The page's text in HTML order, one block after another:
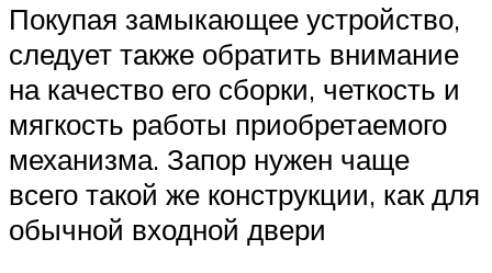
Покупая замыкающее устройство,
следует также обратить внимание
на качество его сборки, четкость и
мягкость работы приобретаемого
механизма. Запор нужен чаще
всего такой же конструкции, как для
обычной входной двери